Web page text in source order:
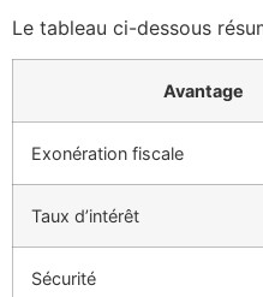
Le tableau ci-dessous
Avantage
Exonération fiscale
Taux d’intérêt
Sécurité